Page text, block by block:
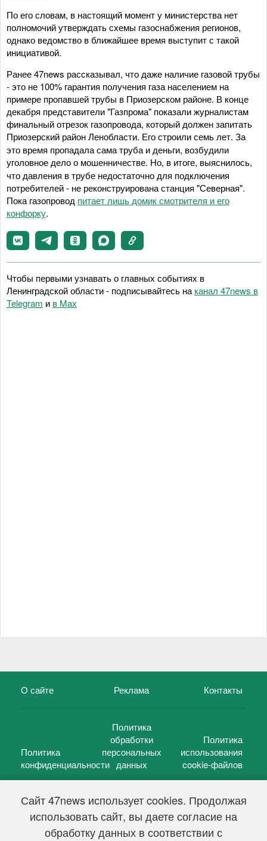
Сайт 47news использует cookies. Продолжая
использовать сайт, вы даете согласие на
обработку данных в соответствии с
По его словам, в настоящий момент у министерства нет
полномочий утверждать схемы газоснабжения регионов,
однако ведомство в ближайшее время выступит с такой
инициативой.
Ранее 47news рассказывал, что даже наличие газовой трубы
- это не 100% гарантия получения газа населением на
примере пропавшей трубы в Приозерском районе. В конце
декабря представители "Газпрома" показали журналистам
финальный отрезок газопровода, который должен запитать
Приозерский район Ленобласти. Его строили семь лет. За
это время пропадала сама труба и деньги, возбудили
уголовное дело о мошенничестве. Но, в итоге, выяснилось,
что давления в трубе недостаточно для подключения
потребителей - не реконструирована станция "Северная".
Пока газопровод питает лишь домик смотрителя и его
конфорку.
Чтобы первыми узнавать о главных событиях в
Ленинградской области - подписывайтесь на канал 47news в
Telegram и в Maх
О сайте Реклама Контакты
Политика
конфиденциальности
Политика
обработки
персональных
данных
Политика
использования
cookie-файлов
47 новостей (47 news)2005 — 2026 г.
Свидетельство о регистрации СМИ Эл № ФС 77-39848, выдано